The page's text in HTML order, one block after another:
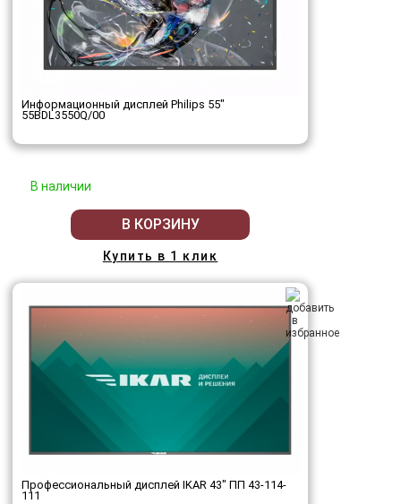
Информационный дисплей Philips 55"
55BDL3550Q/00
В наличии
В КОРЗИНУ
Купить в 1 клик
Профессиональный дисплей IKAR 43" ПП 43-114-
111